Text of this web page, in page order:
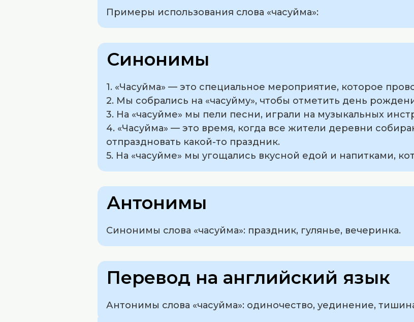
Примеры использования слова «часуйма»:
Синонимы
1. «Часуйма» — это специальное мероприятие, которое
2. Мы собрались на «часуйму», чтобы отметить день
3. На «часуйме» мы пели песни, играли на музыкальных
4. «Часуйма» — это время, когда все жители деревни
отпраздновать какой-то праздник.
5. На «часуйме» мы угощались вкусной едой и напитками,
Антонимы
Синонимы слова «часуйма»: праздник, гулянье, вечеринка.
Перевод на английский язык
Антонимы слова «часуйма»: одиночество, уединение,